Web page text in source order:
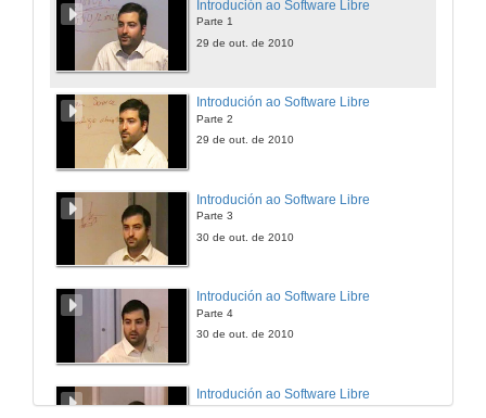
Introdución ao Software Libre
Parte 1
29 de out. de 2010
Introdución ao Software Libre
Parte 2
29 de out. de 2010
Introdución ao Software Libre
Parte 3
30 de out. de 2010
Introdución ao Software Libre
Parte 4
30 de out. de 2010
Introdución ao Software Libre
Parte 5